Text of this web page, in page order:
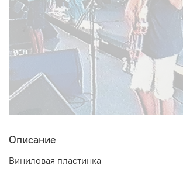
Описание
Виниловая пластинка